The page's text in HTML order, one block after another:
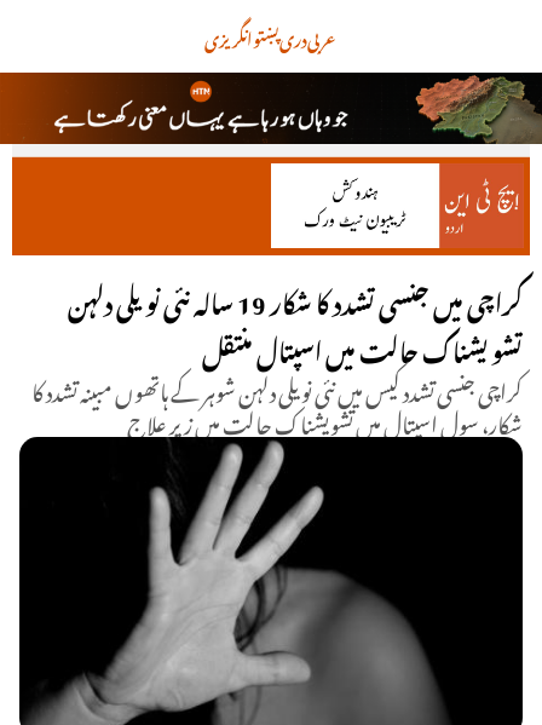
انگریزیپښتودریعربی
کراچی میں جنسی تشدد کا شکار 19 سالہ نئی نویلی دلہن
تشویشناک حالت میں اسپتال منتقل
کراچی جنسی تشدد کیس میں نئی نویلی دلہن شوہر کے ہاتھوں مبینہ تشدد کا
شکار، سول اسپتال میں تشویشناک حالت میں زیر علاج